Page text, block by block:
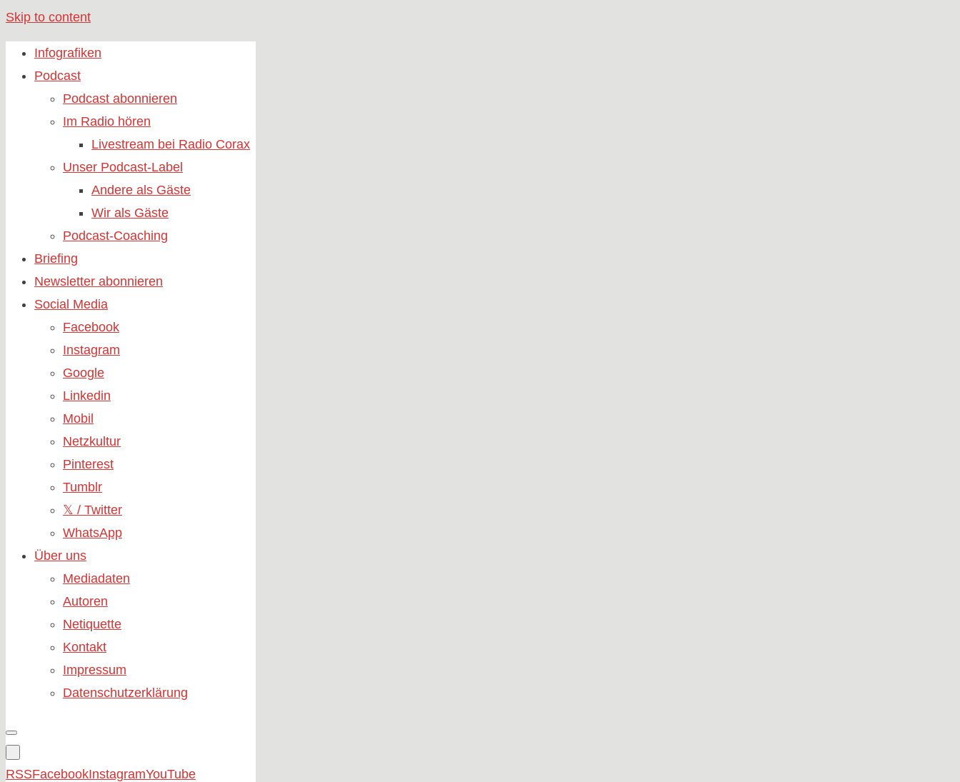
Skip to content
Infografiken
Podcast
Podcast abonnieren
Im Radio hören
Livestream bei Radio Corax
Unser Podcast-Label
Andere als Gäste
Wir als Gäste
Podcast-Coaching
Briefing
Newsletter abonnieren
Social Media
Facebook
Instagram
Google
Linkedin
Mobil
Netzkultur
Pinterest
Tumblr
𝕏 / Twitter
WhatsApp
Über uns
Mediadaten
Autoren
Netiquette
Kontakt
Impressum
Datenschutzerklärung
RSSFacebookInstagramYouTube